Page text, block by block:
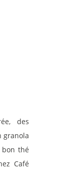
des
granola
bon thé
Café